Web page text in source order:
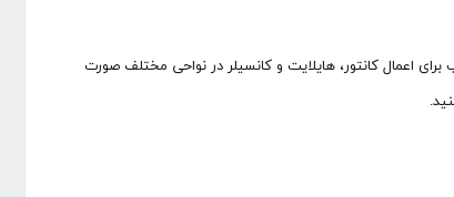
اعمال کانتور، هایلایت و کانسیلر در نواحی مختلف صورت